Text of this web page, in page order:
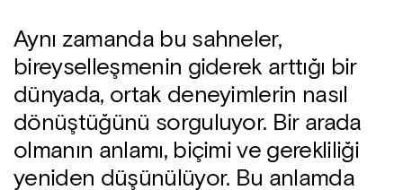
Aynı zamanda bu sahneler,
bireyselleşmenin giderek arttığı bir
dünyada, ortak deneyimlerin nasıl
dönüştüğünü sorguluyor. Bir arada
olmanın anlamı, biçimi ve gerekliliği
yeniden düşünülüyor. Bu anlamda